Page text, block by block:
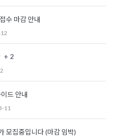
수 마감 안내
+ 2
드 안내
11
모집중입니다 (마감 임박)